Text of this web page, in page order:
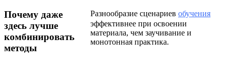
Почему даже
здесь лучше
комбинировать
методы
Разнообразие сценариев обучения
эффективнее при освоении
материала, чем заучивание и
монотонная практика.